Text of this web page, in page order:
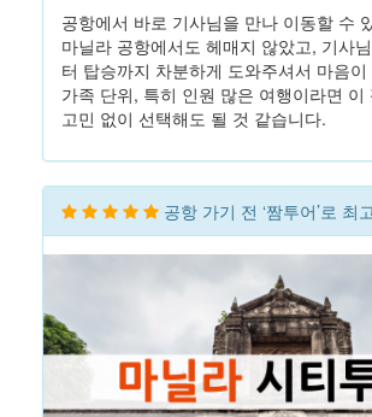
공항에서 바로 기사님을 만나 이동할 수
마닐라 공항에서도 헤매지 않았고, 기사
터 탑승까지 차분하게 도와주셔서 마음
가족 단위, 특히 인원 많은 여행이라면 이
고민 없이 선택해도 될 것 같습니다.
공항 가기 전 ‘짬투어’로 최